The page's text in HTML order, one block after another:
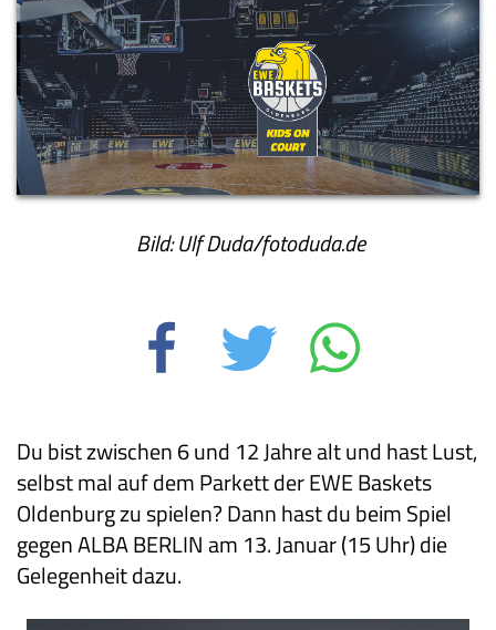
Bild: Ulf Duda/fotoduda.de
Du bist zwischen 6 und 12 Jahre alt und hast Lust,
selbst mal auf dem Parkett der EWE Baskets
Oldenburg zu spielen? Dann hast du beim Spiel
gegen ALBA BERLIN am 13. Januar (15 Uhr) die
Gelegenheit dazu.